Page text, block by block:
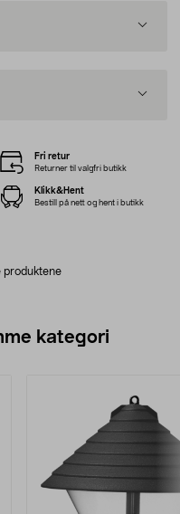
produktene
Fri retur
Returner til valgfri butikk
Klikk&Hent
Bestill på nett og hent i butikk
kategori